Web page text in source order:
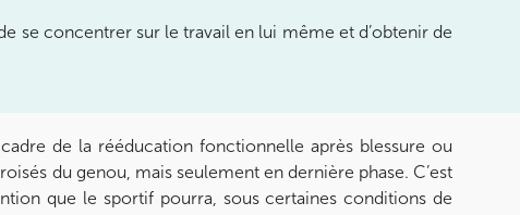
se concentrer sur le travail en lui même et d’obtenir de
de la rééducation fonctionnelle après blessure ou
du genou, mais seulement en dernière phase. C’est
que le sportif pourra, sous certaines conditions de